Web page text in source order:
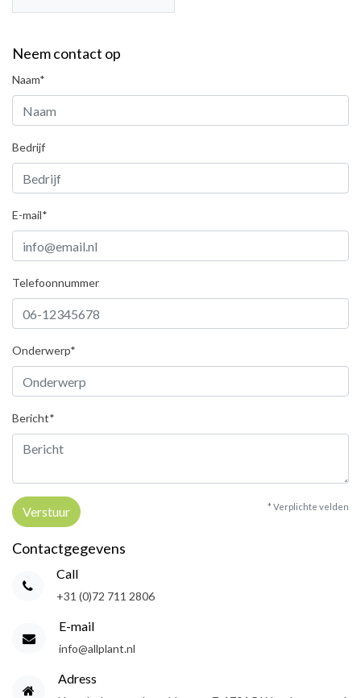
Neem contact op
Naam*
Bedrijf
E-mail*
Telefoonnummer
Onderwerp*
Bericht*
Verstuur * Verplichte velden
Contactgegevens
Call
+31 (0)72 711 2806
E-mail
info@allplant.nl
Adress